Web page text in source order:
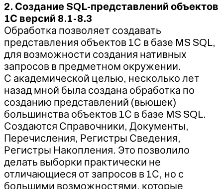
2. Создание SQL-представлений объектов
1С версий 8.1-8.3
Обработка позволяет создавать
представления объектов 1С в базе MS SQL,
для возможности создания нативных
запросов в предметном окружении.
С академической целью, несколько лет
назад мной была создана обработка по
созданию представлений (вьюшек)
большинства объектов 1С в базе MS SQL.
Создаются Справочники, Документы,
Перечисления, Регистры Сведения,
Регистры Накопления. Это позволило
делать выборки практически не
отличающиеся от запросов в 1С, но с
большими возможностями, которые